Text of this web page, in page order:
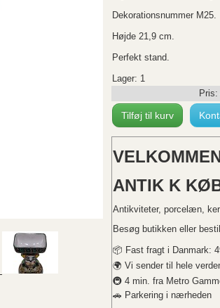
Dekorationsnummer M25.
Højde 21,9 cm.
Perfekt stand.
Lager: 1
Pris:
Tilføj til kurv
ANTIK K
Antikviteter, porcelæn,
Besøg butikken eller
📦 Fast fragt i Danmark:
🌍 Vi sender til hele
🚇 4 min. fra Metro
🚗 Parkering i nærheden